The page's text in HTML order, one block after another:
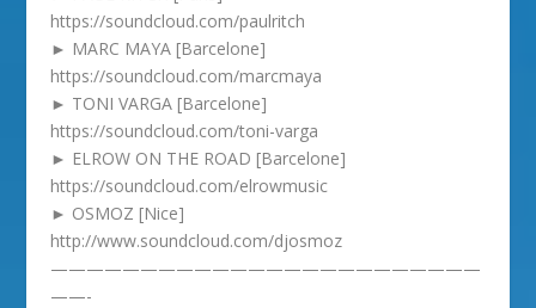
https://soundcloud.com/paulritch
► MARC MAYA [Barcelone]
https://soundcloud.com/marcmaya
► TONI VARGA [Barcelone]
https://soundcloud.com/toni-varga
► ELROW ON THE ROAD [Barcelone]
https://soundcloud.com/elrowmusic
► OSMOZ [Nice]
http://www.soundcloud.com/djosmoz
————————————————————————
——-